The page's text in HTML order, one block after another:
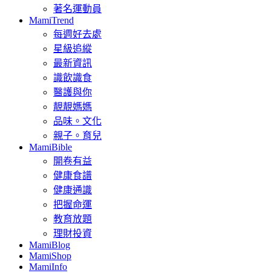
著名運動員
MamiTrend
每週好去處
星級追縱
最新資訊
識飲識食
醫護與你
靚靚媽媽
品味。文化
親子。育兒
MamiBible
開卷有益
健康食譜
健康通識
把握命運
教育放題
理財投資
MamiBlog
MamiShop
MamiInfo